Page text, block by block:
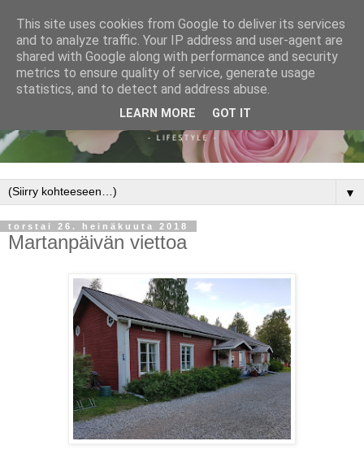
▼
torstai 26. heinäkuuta 2018
Martanpäivän viettoa
This site uses cookies from Google to deliver its services
and to analyze traffic. Your IP address and user-agent are
shared with Google along with performance and security
metrics to ensure quality of service, generate usage
statistics, and to detect and address abuse.
LEARN MORE GOT IT